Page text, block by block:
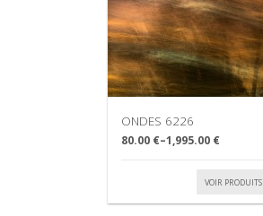
ONDES 6226
80.00 €–1,995.00 €
VOIR PRODUITS